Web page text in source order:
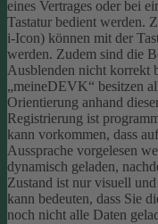
eines Vertrages oder bei
Tastatur bedient werden.
i-Icon) können mit der
werden. Zudem sind die
Ausblenden nicht korrekt
„meineDEVK“ besitzen
Orientierung anhand
Registrierung ist
kann vorkommen, dass
Aussprache vorgelesen
dynamisch geladen,
Zustand ist nur visuell
kann bedeuten, dass Sie
noch nicht alle Daten